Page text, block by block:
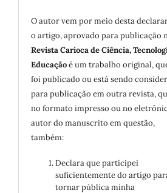
O autor vem por meio desta
o artigo, aprovado para publicação
Revista Carioca de Ciência,
Educaçãoé um trabalho original,
foi publicado ou está sendo
para publicação em outra revista,
no formato impresso ou no
autor do manuscrito em questão,
também:
Declara que participei
suficientemente do artigo
tornar pública minha